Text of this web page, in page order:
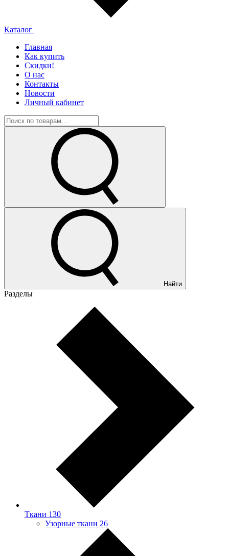
Каталог
Главная
Как купить
Скидки!
О нас
Контакты
Новости
Личный кабинет
Найти
Разделы
Ткани 130
Узорные ткани 26